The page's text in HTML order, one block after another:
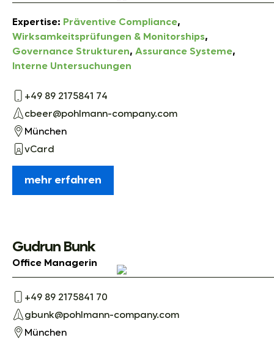
Expertise: Präventive Compliance,
Wirksamkeitsprüfungen & Monitorships,
Governance Strukturen, Assurance Systeme,
Interne Untersuchungen
+49 89 2175841 74
cbeer@pohlmann-company.com
München
vCard
mehr erfahren
Gudrun Bunk
Office Managerin
+49 89 2175841 70
gbunk@pohlmann-company.com
München